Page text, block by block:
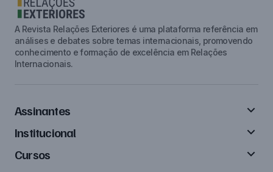
A Revista Relações Exteriores é uma plataforma referência em
análises e debates sobre temas internacionais, promovendo
conhecimento e formação de excelência em Relações
Internacionais.
Assinantes
Institucional
Cursos